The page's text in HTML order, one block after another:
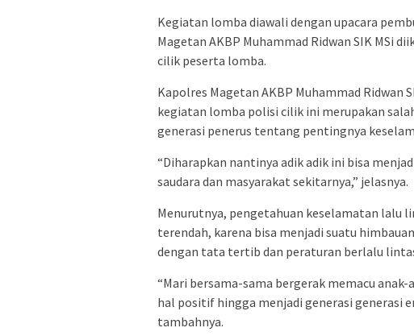
Kegiatan lomba diawali dengan upacara
Magetan AKBP Muhammad Ridwan SIK MSi
cilik peserta lomba.
Kapolres Magetan AKBP Muhammad Ridwan
kegiatan lomba polisi cilik ini merupakan
generasi penerus tentang pentingnya
“Diharapkan nantinya adik adik ini bisa
saudara dan masyarakat sekitarnya,” jelasnya.
Menurutnya, pengetahuan keselamatan lalu
terendah, karena bisa menjadi suatu
dengan tata tertib dan peraturan berlalu
“Mari bersama-sama bergerak memacu
hal positif hingga menjadi generasi generasi
tambahnya.